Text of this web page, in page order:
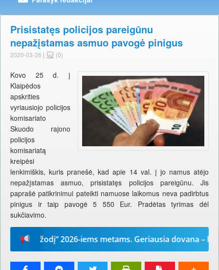
Prisistatęs policijos pareigūnu
nepažįstamas asmuo pavogė pinigus
2020-03-26 | (0)
Kovo 25 d. į
Klaipėdos
apskrities
vyriausiojo policijos
komisariato
Skuodo rajono
policijos
komisariatą
kreipėsi
lenkimiškis, kuris pranešė, kad apie 14 val. į jo namus atėjo
nepažįstamas asmuo, prisistatęs policijos pareigūnu. Jis
paprašė patikrinimui pateikti namuose laikomus neva padirbtus
pinigus ir taip pavogė 5 550 Eur. Pradėtas tyrimas dėl
sukčiavimo.
žodį“ 2026-iems metams. Geriausia dovana –